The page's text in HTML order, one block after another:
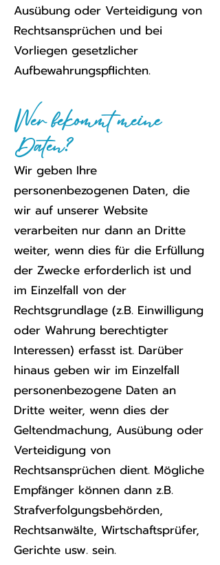
Ausübung oder Verteidigung von
Rechtsansprüchen und bei
Vorliegen gesetzlicher
Aufbewahrungspflichten.
Wer bekommt meine
Daten?
Wir geben Ihre
personenbezogenen Daten, die
wir auf unserer Website
verarbeiten nur dann an Dritte
weiter, wenn dies für die Erfüllung
der Zwecke erforderlich ist und
im Einzelfall von der
Rechtsgrundlage (z.B. Einwilligung
oder Wahrung berechtigter
Interessen) erfasst ist. Darüber
hinaus geben wir im Einzelfall
personenbezogene Daten an
Dritte weiter, wenn dies der
Geltendmachung, Ausübung oder
Verteidigung von
Rechtsansprüchen dient. Mögliche
Empfänger können dann z.B.
Strafverfolgungsbehörden,
Rechtsanwälte, Wirtschaftsprüfer,
Gerichte usw. sein.